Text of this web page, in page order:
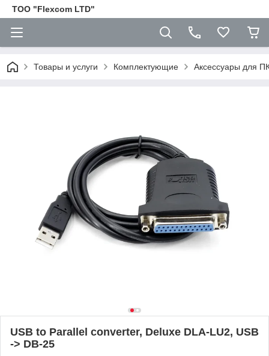
ТОО "Flexcom LTD"
Товары и услуги Комплектующие Аксессуары для
USB to Parallel converter, Deluxe DLA-LU2, USB
-> DB-25